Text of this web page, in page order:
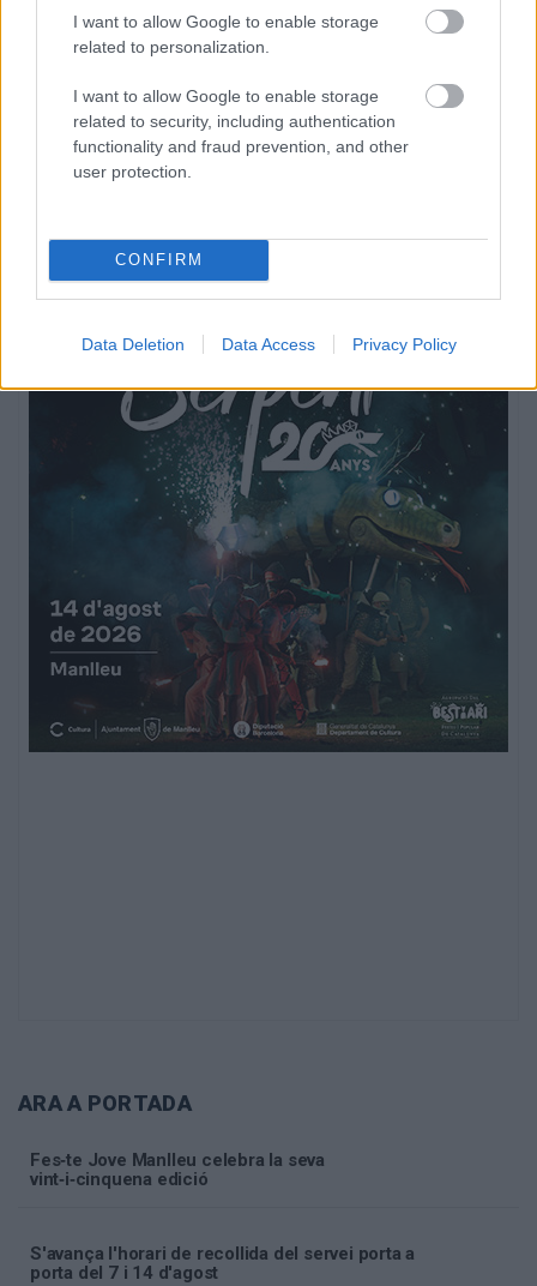
I want to allow Google to enable storage
related to personalization.
I want to allow Google to enable storage
related to security, including authentication
functionality and fraud prevention, and other
user protection.
CONFIRM
Data Deletion Data Access Privacy Policy
ARA A PORTADA
Fes‑te Jove Manlleu celebra la seva
vint‑i‑cinquena edició
S'avança l'horari de recollida del servei porta a
porta del 7 i 14 d'agost